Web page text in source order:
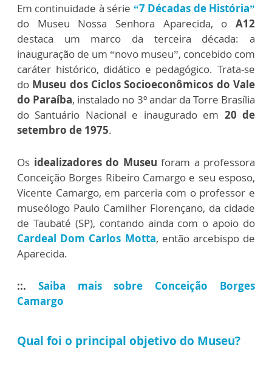
Em continuidade à série “7 Décadas de História”
do Museu Nossa Senhora Aparecida, o A12
destaca um marco da terceira década: a
inauguração de um “novo museu”, concebido com
caráter histórico, didático e pedagógico. Trata-se
do Museu dos Ciclos Socioeconômicos do Vale
do Paraíba, instalado no 3º andar da Torre Brasília
do Santuário Nacional e inaugurado em 20 de
setembro de 1975.
Os idealizadores do Museu foram a professora
Conceição Borges Ribeiro Camargo e seu esposo,
Vicente Camargo, em parceria com o professor e
museólogo Paulo Camilher Florençano, da cidade
de Taubaté (SP), contando ainda com o apoio do
Cardeal Dom Carlos Motta, então arcebispo de
Aparecida.
::.
Saiba mais sobre Conceição Borges
Camargo
Qual foi o principal objetivo do Museu?